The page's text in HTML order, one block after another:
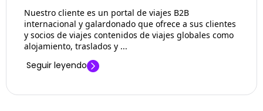
Nuestro cliente es un portal de viajes B2B
internacional y galardonado que ofrece a sus clientes
y socios de viajes contenidos de viajes globales como
alojamiento, traslados y ...
Seguir leyendo